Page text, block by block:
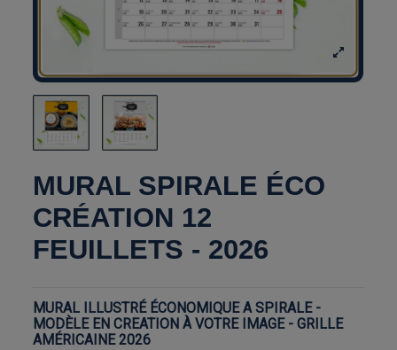
MURAL SPIRALE ÉCO
CRÉATION 12
FEUILLETS - 2026
MURAL ILLUSTRÉ ÉCONOMIQUE A SPIRALE -
MODÈLE EN CREATION À VOTRE IMAGE - GRILLE
AMÉRICAINE 2026